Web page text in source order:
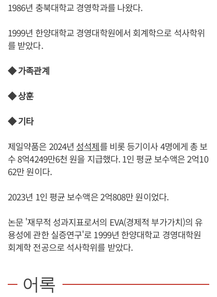
1986년 충북대학교 경영학과를 나왔다.
1999년 한양대학교 경영대학원에서 회계학으로 석사학위
를 받았다.
◆ 가족관계
◆ 상훈
◆ 기타
제일약품은 2024년 성석제를 비롯 등기이사 4명에게 총 보
수 8억4249만6천 원을 지급했다. 1인 평균 보수액은 2억10
62만 원이다.
2023년 1인 평균 보수액은 2억808만 원이었다.
논문 '재무적 성과지표로서의 EVA(경제적 부가가치)의 유
용성에 관한 실증연구'로 1999년 한양대학교 경영대학원
회계학 전공으로 석사학위를 받았다.
어록